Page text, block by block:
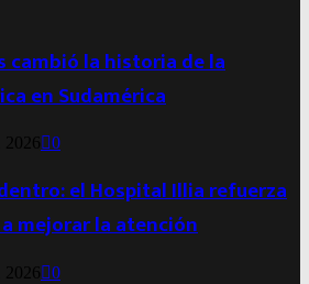
cambió la historia de la
en Sudamérica
2026 0
el Hospital Illia refuerza
mejorar la atención
2026 0